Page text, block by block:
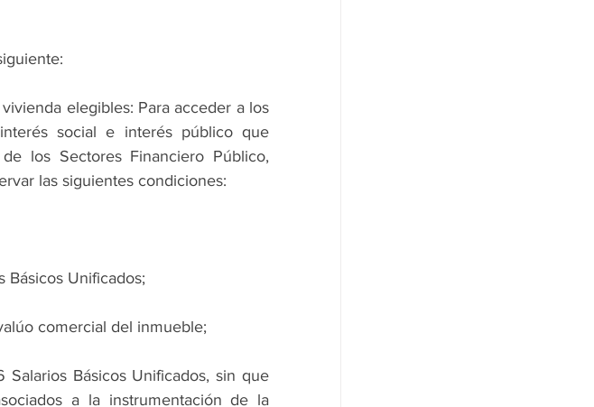
elegibles: Para acceder a los
social e interés público que
los Sectores Financiero Público,
las siguientes condiciones:
Básicos Unificados;
comercial del inmueble;
Básicos Unificados, sin que
a la instrumentación de la